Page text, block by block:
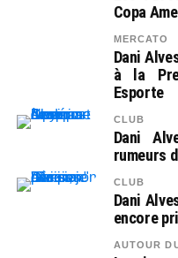
Copa
MERCATO
Dani
à la
Esporte
CLUB
Dani
rumeurs
CLUB
Dani
encore
AUTOUR